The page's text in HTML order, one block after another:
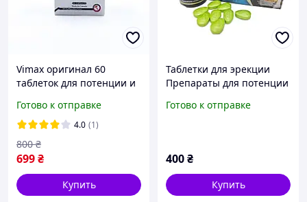
Vimax оригинал 60
таблеток для потенции и
Готово к отправке
4.0 (1)
699₴
800 ₴
Купить
Таблетки для эрекции
Препараты для потенции
10 таблеток
Готово к отправке
400₴
Купить